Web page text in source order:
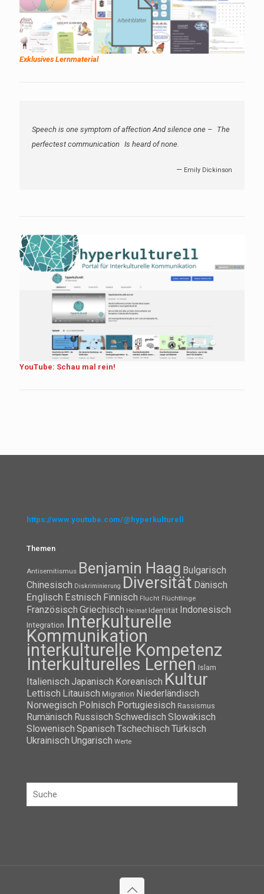
Exklusives Lernmaterial
Speech is one symptom of affection And silence one – The
perfectest communication Is heard of none.
— Emily Dickinson
YouTube: Schau mal rein!
https://www.youtube.com/@hyperkulturell
Themen
Antisemitismus Benjamin Haag Bulgarisch
Chinesisch Diskriminierung Diversität Dänisch
Englisch Estnisch Finnisch Flucht Flüchtlinge
Französisch Griechisch Heimat Identität Indonesisch
Integration Interkulturelle
Kommunikation
interkulturelle Kompetenz
Interkulturelles Lernen Islam
Italienisch Japanisch Koreanisch Kultur
Lettisch Litauisch Migration Niederländisch
Norwegisch Polnisch Portugiesisch Rassismus
Rumänisch Russisch Schwedisch Slowakisch
Slowenisch Spanisch Tschechisch Türkisch
Ukrainisch Ungarisch Werte